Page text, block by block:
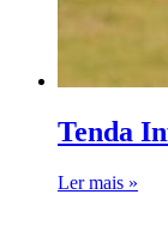
Tenda
Ler mais »